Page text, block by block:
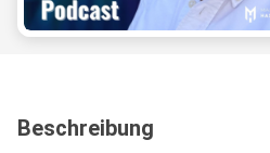
Beschreibung